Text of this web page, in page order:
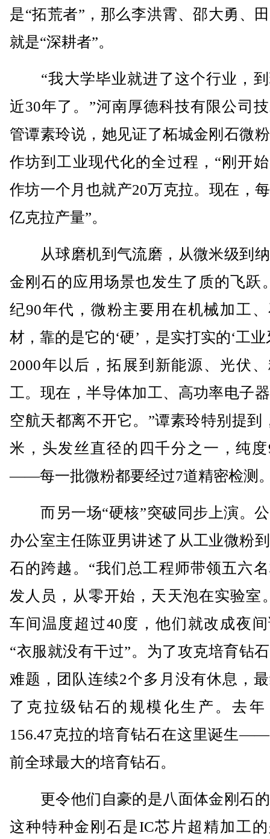
是“拓荒者”，那么李洪霄、邵大勇、
就是“深耕者”。
“我大学毕业就进了这个行业，到
近30年了。”河南厚德科技有限公司
管谭素玲说，她见证了柘城金刚石微
作坊到工业现代化的全过程，“刚开
作坊一个月也就产20万克拉。现在，
亿克拉产量”。
从球磨机到气流磨，从微米级到
金刚石的应用场景也发生了质的飞跃
纪90年代，微粉主要用在机械加工
材，靠的是它的‘硬’，是实打实的‘工业
2000年以后，拓展到新能源、光伏
工。现在，半导体加工、高功率电子
空航天都离不开它。”谭素玲特别提到
米，头发丝直径的四千分之一，纯度
——每一批微粉都要经过7道精密检测
而另一场“硬核”突破同步上演。
办公室主任陈亚男讲述了从工业微粉
石的跨越。“我们总工程师带领五六
发人员，从零开始，天天泡在实验室
车间温度超过40度，他们就改成夜
“衣服就没有干过”。为了攻克培育钻
难题，团队连续2个多月没有休息，
了克拉级钻石的规模化生产。去年
156.47克拉的培育钻石在这里诞生
前全球最大的培育钻石。
更令他们自豪的是八面体金刚石
这种特种金刚石是IC芯片超精加工